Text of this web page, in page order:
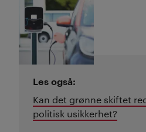
Les også:
Kan det grønne skiftet
politisk usikkerhet?